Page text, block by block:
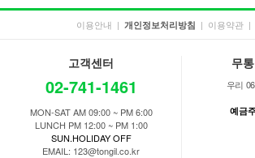
이용안내 | 개인정보처리방침 | 이용약관 |
고객센터
02-741-1461
MON-SAT AM 09:00 ~ PM 6:00
LUNCH PM 12:00 ~ PM 1:00
SUN.HOLIDAY OFF
EMAIL: 123@tongil.co.kr
무
우리
예금